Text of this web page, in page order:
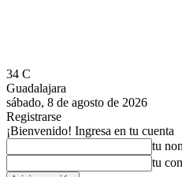
34 C
Guadalajara
sábado, 8 de agosto de 2026
Registrarse
¡Bienvenido! Ingresa en tu cuenta
tu
tu